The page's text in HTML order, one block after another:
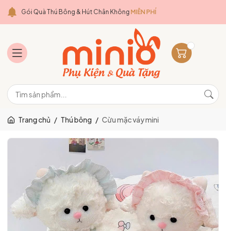
Gói Quà Thú Bông & Hút Chân Không MIỄN PHÍ
Trang chủ / Thú bông / Cừu mặc váy mini